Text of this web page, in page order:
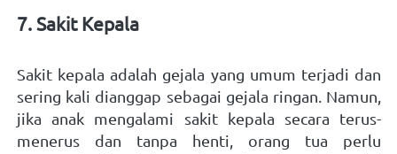
7. Sakit Kepala
Sakit kepala adalah gejala yang umum terjadi dan
sering kali dianggap sebagai gejala ringan. Namun,
jika anak mengalami sakit kepala secara terus-
menerus dan tanpa henti, orang tua perlu